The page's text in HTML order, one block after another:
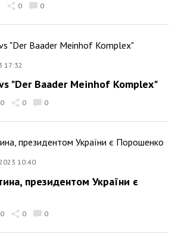
0 0
17:32
"Der Baader Meinhof Komplex"
0 0 0
10:40
президентом України є
0 0 0